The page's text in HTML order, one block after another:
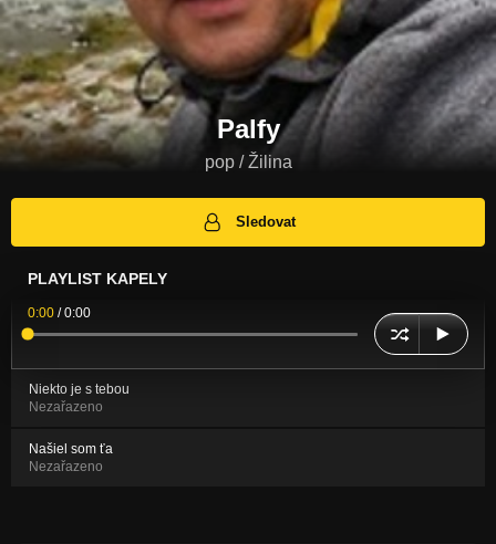
Palfy
pop / Žilina
Sledovat
PLAYLIST KAPELY
0:00 /0:00
Niekto je s tebou
Nezařazeno
Našiel som ťa
Nezařazeno